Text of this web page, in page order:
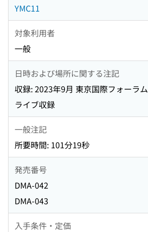
YMC11
対象利用者
一般
日時および場所に関する注記
収録: 2023年9月 東京国際フォーラム
ライブ収録
一般注記
所要時間: 101分19秒
発売番号
DMA-042
DMA-043
入手条件・定価